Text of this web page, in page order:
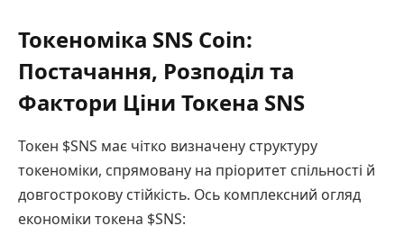
Токеноміка SNS Coin:
Постачання, Розподіл та
Фактори Ціни Токена SNS
Токен $SNS має чітко визначену структуру
токеноміки, спрямовану на пріоритет спільності й
довгострокову стійкість. Ось комплексний огляд
економіки токена $SNS: